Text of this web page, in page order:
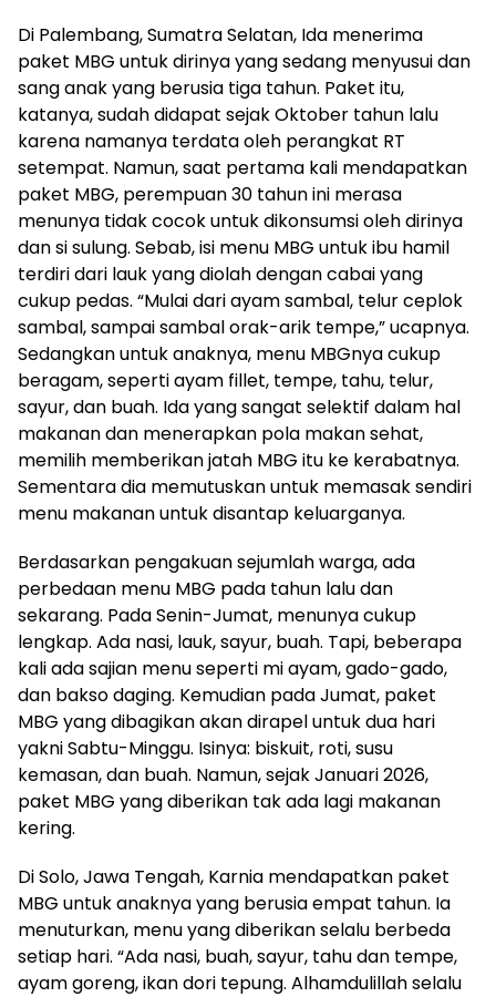
Di Palembang, Sumatra Selatan, Ida menerima
paket MBG untuk dirinya yang sedang menyusui dan
sang anak yang berusia tiga tahun. Paket itu,
katanya, sudah didapat sejak Oktober tahun lalu
karena namanya terdata oleh perangkat RT
setempat. Namun, saat pertama kali mendapatkan
paket MBG, perempuan 30 tahun ini merasa
menunya tidak cocok untuk dikonsumsi oleh dirinya
dan si sulung. Sebab, isi menu MBG untuk ibu hamil
terdiri dari lauk yang diolah dengan cabai yang
cukup pedas. “Mulai dari ayam sambal, telur ceplok
sambal, sampai sambal orak-arik tempe,” ucapnya.
Sedangkan untuk anaknya, menu MBGnya cukup
beragam, seperti ayam fillet, tempe, tahu, telur,
sayur, dan buah. Ida yang sangat selektif dalam hal
makanan dan menerapkan pola makan sehat,
memilih memberikan jatah MBG itu ke kerabatnya.
Sementara dia memutuskan untuk memasak sendiri
menu makanan untuk disantap keluarganya.
Berdasarkan pengakuan sejumlah warga, ada
perbedaan menu MBG pada tahun lalu dan
sekarang. Pada Senin-Jumat, menunya cukup
lengkap. Ada nasi, lauk, sayur, buah. Tapi, beberapa
kali ada sajian menu seperti mi ayam, gado-gado,
dan bakso daging. Kemudian pada Jumat, paket
MBG yang dibagikan akan dirapel untuk dua hari
yakni Sabtu-Minggu. Isinya: biskuit, roti, susu
kemasan, dan buah. Namun, sejak Januari 2026,
paket MBG yang diberikan tak ada lagi makanan
kering.
Di Solo, Jawa Tengah, Karnia mendapatkan paket
MBG untuk anaknya yang berusia empat tahun. Ia
menuturkan, menu yang diberikan selalu berbeda
setiap hari. “Ada nasi, buah, sayur, tahu dan tempe,
ayam goreng, ikan dori tepung. Alhamdulillah selalu